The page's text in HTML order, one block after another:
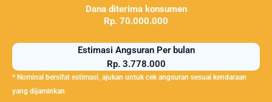
Dana diterima konsumen
Rp. 70.000.000
Estimasi Angsuran Per bulan
Rp. 3.778.000
* Nominal bersifat estimasi, ajukan untuk cek angsuran sesuai kendaraan
yang dijaminkan